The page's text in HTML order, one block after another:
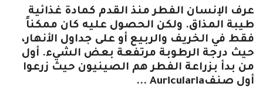
عرف الإنسان الفطر منذ القدم كمادة غذائية
طيبة المذاق. ولكن الحصول عليه كان ممكناً
فقط في الخريف والربيع أو على جداول الأنهار،
حيث درجة الرطوبة مرتفعة بعض الشيء. أول
من بدأ بزراعة الفطر هم الصينيون حيث زرعوا
أول صنفAuricularia ...